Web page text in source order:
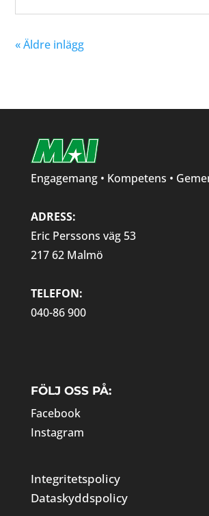
« Äldre inlägg
Engagemang • Kompetens •
ADRESS:
Eric Perssons väg 53
217 62 Malmö
TELEFON:
040-86 900
FÖLJ OSS PÅ:
Facebook
Instagram
Integritetspolicy
Dataskyddspolicy